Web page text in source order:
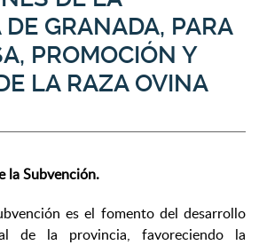
GRANADA, PARA
PROMOCIÓN Y
LA RAZA OVINA
la Subvención.
es el fomento del desarrollo
de la provincia, favoreciendo la